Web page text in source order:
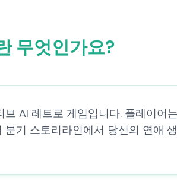
무엇인가요?
AI 레트로 게임입니다. 플레이어
기 스토리라인에서 당신의 연애